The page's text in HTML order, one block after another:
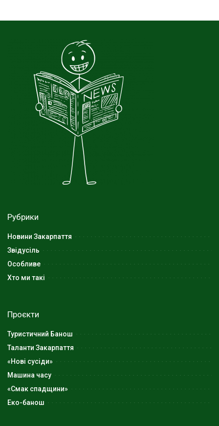
Рубрики
Новини Закарпаття
Звідусіль
Особливе
Хто ми такі
Проєкти
Туристичний Банош
Таланти Закарпаття
«Нові сусіди»
Машина часу
«Смак спадщини»
Еко-банош